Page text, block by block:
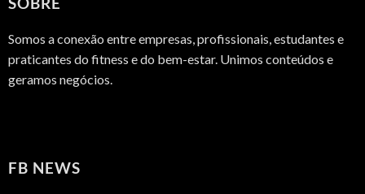
Somos a conexão entre empresas, profissionais, estudantes e
praticantes do fitness e do bem-estar. Unimos conteúdos e
geramos negócios.
FB NEWS